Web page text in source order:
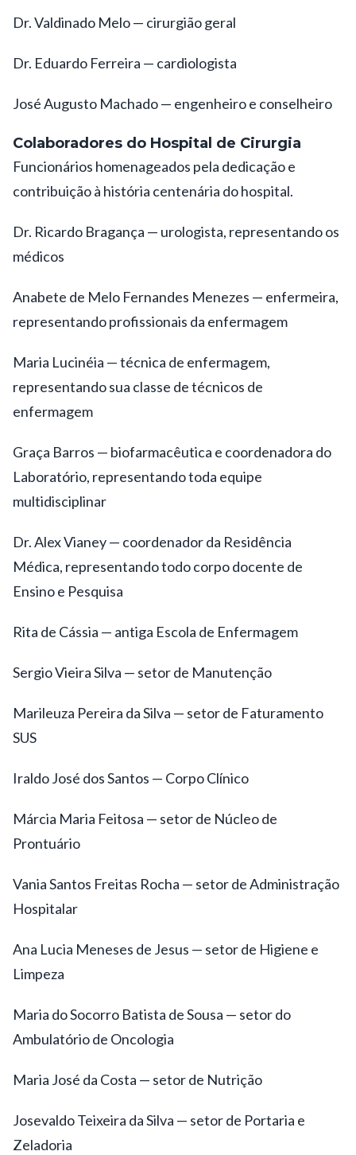
Dr. Valdinado Melo — cirurgião geral
Dr. Eduardo Ferreira — cardiologista
José Augusto Machado — engenheiro e conselheiro
Colaboradores do Hospital de Cirurgia
Funcionários homenageados pela dedicação e
contribuição à história centenária do hospital.
Dr. Ricardo Bragança — urologista, representando os
médicos
Anabete de Melo Fernandes Menezes — enfermeira,
representando profissionais da enfermagem
Maria Lucinéia — técnica de enfermagem,
representando sua classe de técnicos de
enfermagem
Graça Barros — biofarmacêutica e coordenadora do
Laboratório, representando toda equipe
multidisciplinar
Dr. Alex Vianey — coordenador da Residência
Médica, representando todo corpo docente de
Ensino e Pesquisa
Rita de Cássia — antiga Escola de Enfermagem
Sergio Vieira Silva — setor de Manutenção
Marileuza Pereira da Silva — setor de Faturamento
SUS
Iraldo José dos Santos — Corpo Clínico
Márcia Maria Feitosa — setor de Núcleo de
Prontuário
Vania Santos Freitas Rocha — setor de Administração
Hospitalar
Ana Lucia Meneses de Jesus — setor de Higiene e
Limpeza
Maria do Socorro Batista de Sousa — setor do
Ambulatório de Oncologia
Maria José da Costa — setor de Nutrição
Josevaldo Teixeira da Silva — setor de Portaria e
Zeladoria